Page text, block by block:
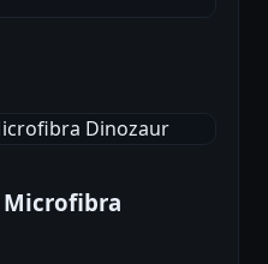
Microfibra